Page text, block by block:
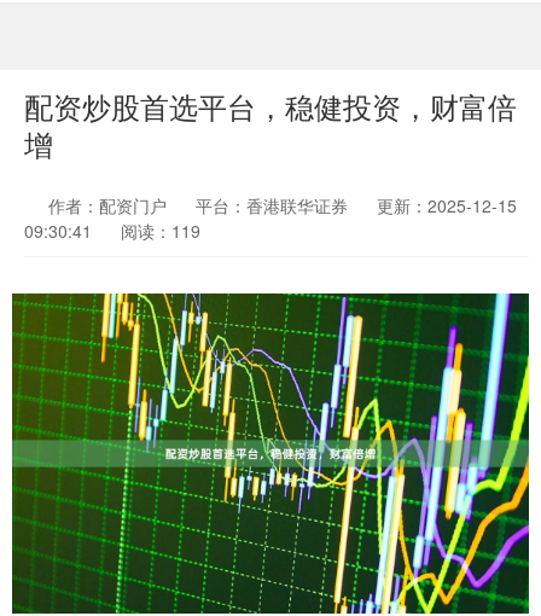
配资炒股首选平台，稳健投资，财富倍
增
作者：配资门户 平台：香港联华证券
更新：2025-12-15
09:30:41
阅读：119